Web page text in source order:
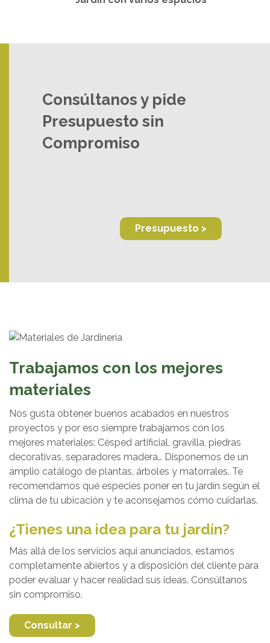
Consúltanos y pide
Presupuesto sin
Compromiso
Presupuesto >
Trabajamos con los mejores
materiales
Nos gusta obtener buenos acabados en nuestros
proyectos y por eso siempre trabajamos con los
mejores materiales: Césped artificial, gravilla, piedras
decorativas, separadores madera… Disponemos de un
amplio catálogo de plantas, árboles y matorrales. Te
recomendamos qué especies poner en tu jardín según el
clima de tu ubicación y te aconsejamos cómo cuidarlas.
¿Tienes una idea para tu jardín?
Más allá de los servicios aquí anunciados, estamos
completamente abiertos y a disposición del cliente para
poder evaluar y hacer realidad sus ideas. Consúltanos
sin compromiso.
Consultar >